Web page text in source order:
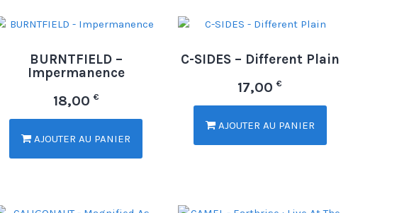
BURNTFIELD –
Impermanence
18,00 €
AJOUTER AU PANIER
C-SIDES – Different Plain
17,00 €
AJOUTER AU PANIER